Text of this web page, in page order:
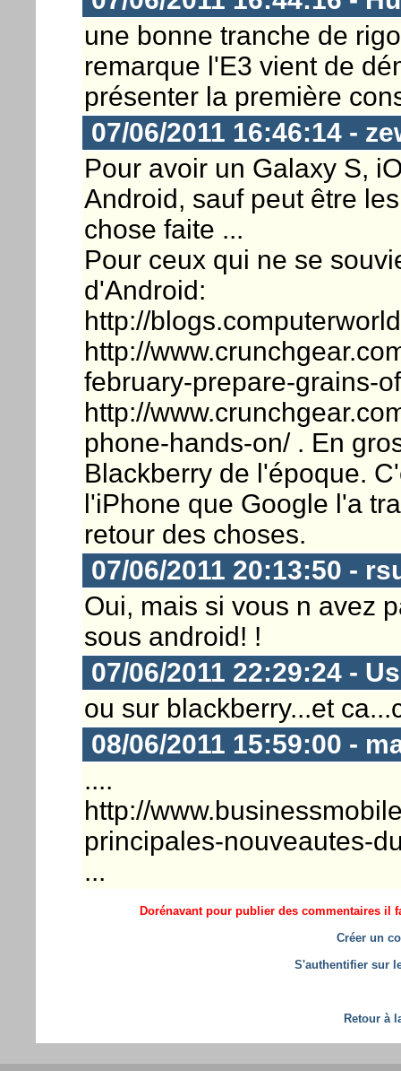
une bonne tranche de
remarque l'E3 vient de
présenter la première
07/06/2011 16:46:14 -
Pour avoir un Galaxy S,
Android, sauf peut être
chose faite ...
Pour ceux qui ne se
d'Android:
http://
http://
february-prepare-grains-
http://
phone-hands-on/ . En
Blackberry de l'époque.
l'iPhone que Google l'a
retour des choses.
07/06/2011 20:13:50 -
Oui, mais si vous n avez
sous android! !
07/06/2011 22:29:24 -
ou sur blackberry...et
08/06/2011 15:59:00 -
....
http://
principales-nouveautes-
...
Dorénavant pour publier des commentaires il
Créer un
S'authentifier sur
Retour à